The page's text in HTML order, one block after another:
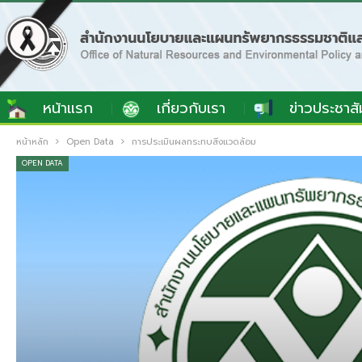
หน้าแรก เกี่ยวกับเรา ข่าวประชา
หน้าหลัก Open Data การประเมินผลกระทบสิ่งแวดล้อม
OPEN DATA